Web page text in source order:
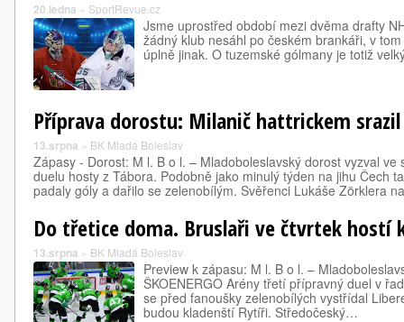
20.ledna » SportRevue.cz
Jsme uprostřed období mezi dvěma drafty
žádný klub nesáhl po českém brankáři, v
úplně jinak. O tuzemské gólmany je totiž
Příprava dorostu: Milanič hattrickem
13.srpna » BK Mladá Boleslav
Zápasy - Dorost: M l. B o l. – Mladoboleslavský dorost vyzval
duelu hosty z Tábora. Podobně jako minulý týden na jihu Čech
padaly góly a dařilo se zelenobílým. Svěřenci Lukáše Zörklera
Do třetice doma. Bruslaři ve čtvrtek hostí
13.srpna » BK Mladá Boleslav
Preview k zápasu: M l. B o l. –
ŠKOENERGO Arény třetí přípravný duel v
se před fanoušky zelenobílých vystřídal
budou kladenští Rytíři. Středočeský…